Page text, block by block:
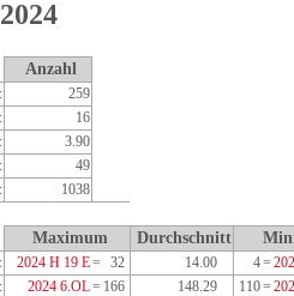
Anzahl
:
259
:
16
:
3.90
:
49
: 1038
Maximum Durchschnitt
: 2024 H 19 E= 32 14.00 4=
: 2024 6.OL= 166 148.29 110=